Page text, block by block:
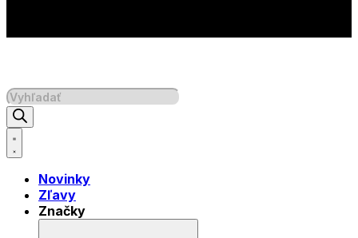
Products
search
Novinky
Zľavy
Značky